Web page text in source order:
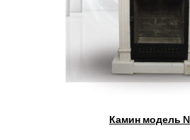
Камин модель